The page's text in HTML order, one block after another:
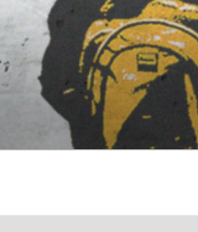
Inhalt
springen